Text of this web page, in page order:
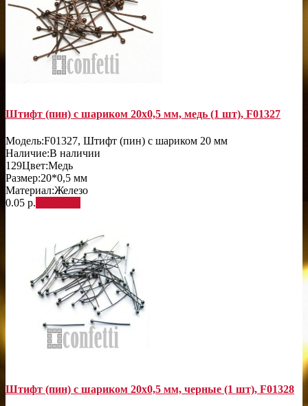
Штифт (пин) с шариком 20х0,5 мм, медь (1 шт), F01327
Модель:F01327, Штифт (пин) с шариком 20 мм
Наличие:В наличии
129Цвет:Медь
Размер:20*0,5 мм
Материал:Железо
0.05 р.
Штифт (пин) с шариком 20х0,5 мм, черные (1 шт), F01328